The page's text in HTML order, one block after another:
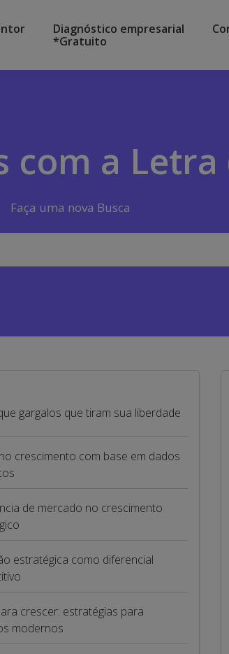
Diagnóstico empresarial
*Gratuito
com a Letra
Faça uma nova Busca
gargalos que tiram sua liberdade
crescimento com base em dados
de mercado no crescimento
estratégica como diferencial
crescer: estratégias para
modernos